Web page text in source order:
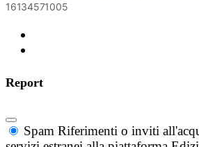
16134571005
Report
Spam Riferimenti o inviti